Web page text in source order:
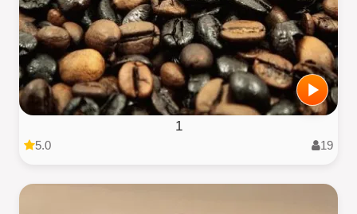
1
5.0 19